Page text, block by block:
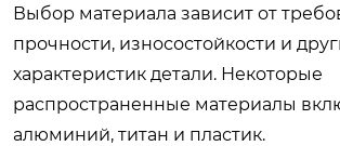
Выбор материала зависит от
прочности, износостойкости и
характеристик детали. Некоторые
распространенные материалы
алюминий, титан и пластик.